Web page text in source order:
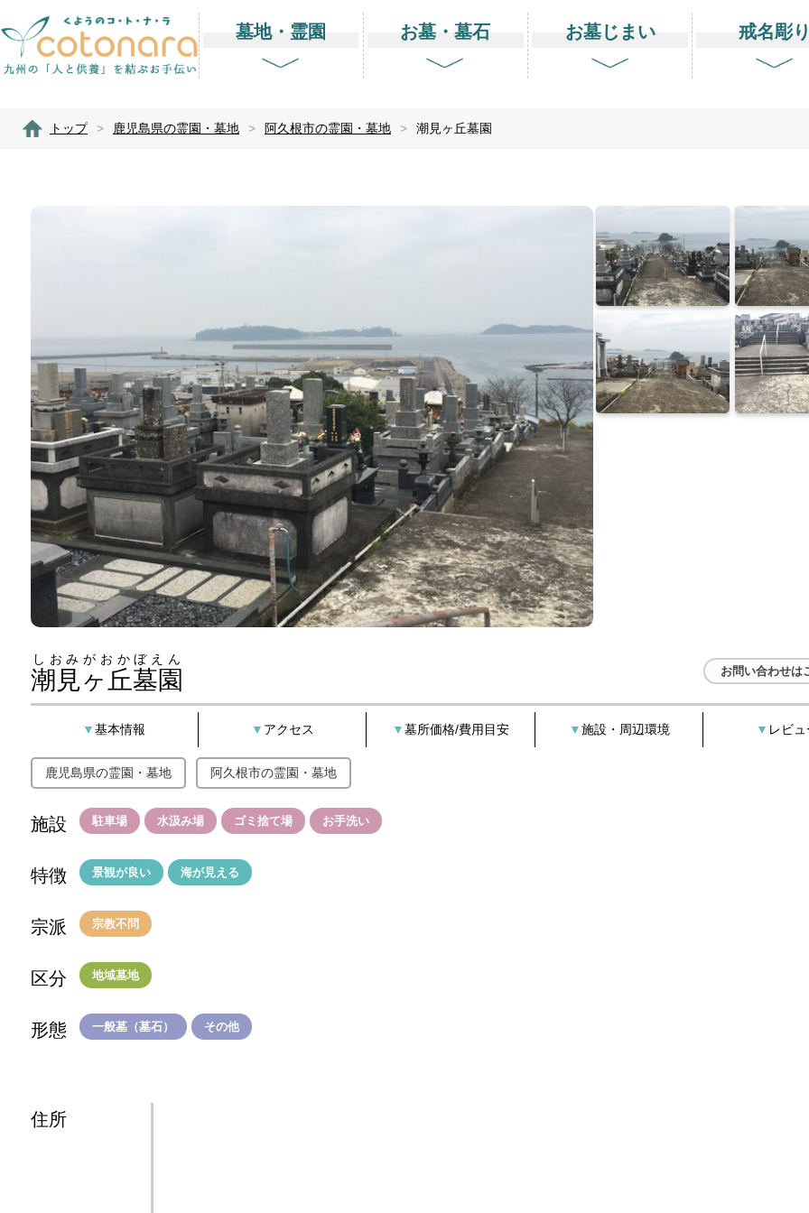
墓地・霊園 お墓・墓石 お墓じまい 戒名彫
トップ > 鹿児島県の霊園・墓地 > 阿久根市の霊園・墓地 > 潮見ヶ丘墓園
潮見ヶ丘墓園
しおみがおかぼえん
お問い合わせは
基本情報 アクセス 墓所価格/費用目安 施設・周辺環境 レビ
鹿児島県の霊園・墓地 阿久根市の霊園・墓地
施設 駐車場 水汲み場 ゴミ捨て場 お手洗い
特徴 景観が良い 海が見える
宗派 宗教不問
区分 地域墓地
形態 一般墓（墓石） その他
住所